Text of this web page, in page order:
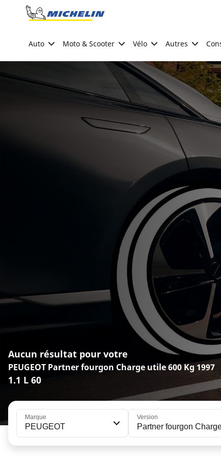
Go to page content
Auto Moto & Scooter Vélo Autres
Aucun résultat pour votre
PEUGEOT Partner fourgon Charge utile 600 Kg 1997
1.1 L 60
Marque
PEUGEOT
Version
Partner fourgon